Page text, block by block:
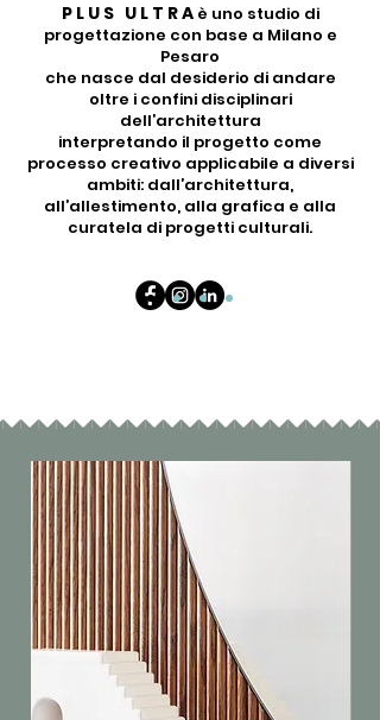
P L U S U L T R Aè uno studio di
progettazione con base a Milano e
Pesaro
che nasce dal desiderio di andare
oltre i confini disciplinari
dell’architettura
interpretando il progetto come
processo creativo applicabile a diversi
ambiti: dall’architettura,
all’allestimento, alla grafica e alla
curatela di progetti culturali.